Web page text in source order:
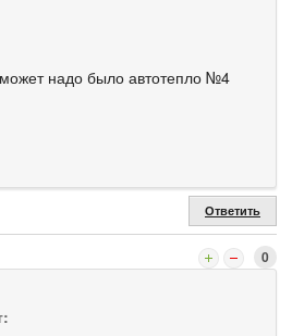
надо было автотепло №4
Ответить
0